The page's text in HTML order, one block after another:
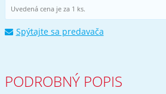
Uvedená cena je za 1 ks.
Spýtajte sa predavača
PODROBNÝ POPIS